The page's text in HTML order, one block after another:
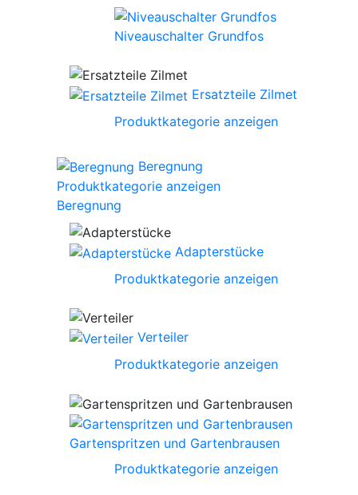
Niveauschalter Grundfos
Ersatzteile Zilmet
Produktkategorie anzeigen
Beregnung
Produktkategorie anzeigen
Beregnung
Adapterstücke
Produktkategorie anzeigen
Verteiler
Produktkategorie anzeigen
Gartenspritzen und Gartenbrausen
Produktkategorie anzeigen